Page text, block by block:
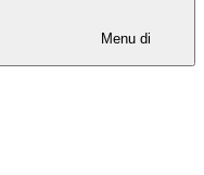
Menu di